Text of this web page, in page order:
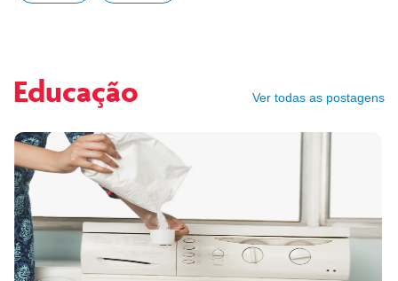
Educação Ver todas as postagens